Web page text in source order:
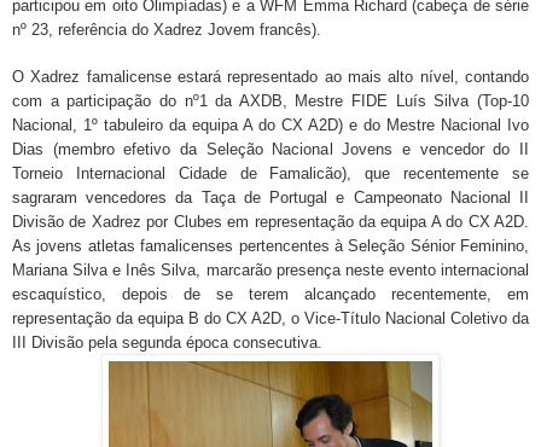
participou em oito Olimpíadas) e a WFM Emma Richard (cabeça de série
nº 23, referência do Xadrez Jovem francês).
O Xadrez famalicense estará representado ao mais alto nível, contando
com a participação do nº1 da AXDB, Mestre FIDE Luís Silva (Top-10
Nacional, 1º tabuleiro da equipa A do CX A2D) e do Mestre Nacional Ivo
Dias (membro efetivo da Seleção Nacional Jovens e vencedor do II
Torneio Internacional Cidade de Famalicão), que recentemente se
sagraram vencedores da Taça de Portugal e Campeonato Nacional II
Divisão de Xadrez por Clubes em representação da equipa A do CX A2D.
As jovens atletas famalicenses pertencentes à Seleção Sénior Feminino,
Mariana Silva e Inês Silva, marcarão presença neste evento internacional
escaquístico, depois de se terem alcançado recentemente, em
representação da equipa B do CX A2D, o Vice-Título Nacional Coletivo da
III Divisão pela segunda época consecutiva.